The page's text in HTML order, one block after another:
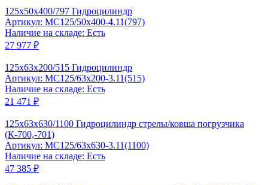
125x50x400/797 Гидроцилиндр
Артикул: MC125/50x400-4.11(797)
Наличие на складе: Есть
27 977 ₽
125x63x200/515 Гидроцилиндр
Артикул: MC125/63x200-3.11(515)
Наличие на складе: Есть
21 471 ₽
125x63x630/1100 Гидроцилиндр стрелы/ковша погрузчика
(К-700,-701)
Артикул: MC125/63x630-3.11(1100)
Наличие на складе: Есть
47 385 ₽